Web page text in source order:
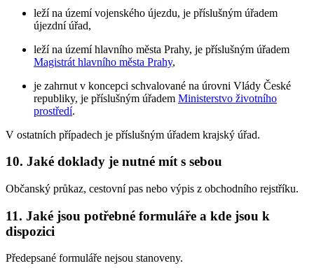
leží na území vojenského újezdu, je příslušným úřadem
újezdní úřad,
leží na území hlavního města Prahy, je příslušným úřadem
Magistrát hlavního města Prahy,
je zahrnut v koncepci schvalované na úrovni Vlády České
republiky, je příslušným úřadem Ministerstvo životního
prostředí.
V ostatních případech je příslušným úřadem krajský úřad.
10. Jaké doklady je nutné mít s sebou
Občanský průkaz, cestovní pas nebo výpis z obchodního rejstříku.
11. Jaké jsou potřebné formuláře a kde jsou k
dispozici
Předepsané formuláře nejsou stanoveny.